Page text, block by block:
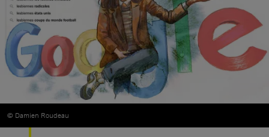
© Damien Roudeau